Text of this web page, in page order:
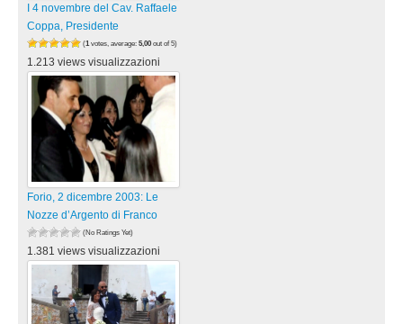
I 4 novembre del Cav. Raffaele
Coppa, Presidente
(1 votes, average: 5,00 out of 5)
1.213 views visualizzazioni
Forio, 2 dicembre 2003: Le
Nozze d’Argento di Franco
(No Ratings Yet)
1.381 views visualizzazioni